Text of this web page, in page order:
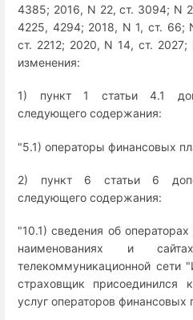
4385; 2016, N 22, ст. 3094; N
4225, 4294; 2018, N 1, ст. 66;
ст. 2212; 2020, N 14, ст.
изменения:
1) пункт 1 статьи 4.1
следующего содержания:
"5.1) операторы финансовых
2) пункт 6 статьи 6
следующего содержания:
"10.1) сведения об
наименованиях и
телекоммуникационной сети
страховщик присоединился
услуг операторов финансовых